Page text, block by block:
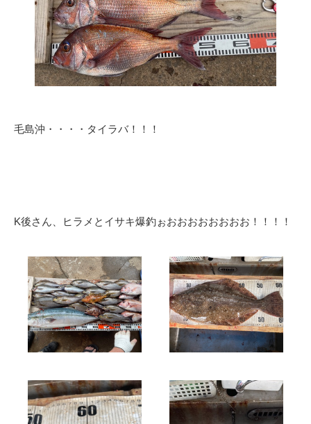
毛島沖・・・・タイラバ！！！
K後さん、ヒラメとイサキ爆釣ぉおおおおおおおお！！！！